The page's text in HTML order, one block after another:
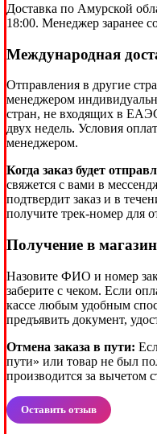
Доставка по Амурской
18:00. Менеджер заранее
Международная
Отправления в другие
менеджером
стран, не входящих в
двух недель. Условия
менеджером.
Когда заказ будет
свяжется с вами в
подтвердит заказ и в
получите трек-номер для
Получение в
Назовите ФИО и номер
заберите с чеком. Если
кассе любым удобным
предъявить документ,
Отмена заказа в пути:
пути» или товар не был
производится за вычетом
Оставить отзыв